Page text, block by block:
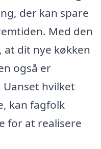
der kan spare
Med den
dit nye køkken
også er
hvilket
kan fagfolk
for at realisere